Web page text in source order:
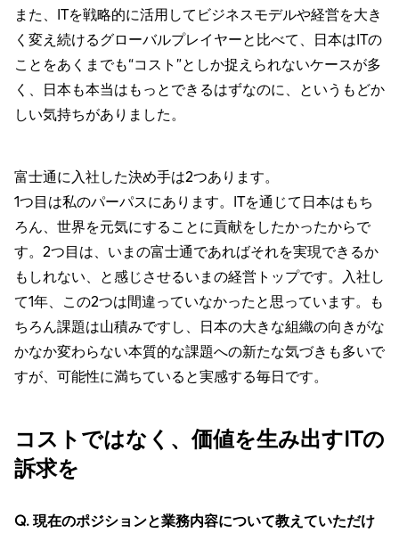
また、ITを戦略的に活用してビジネスモデルや経営を大き
く変え続けるグローバルプレイヤーと比べて、日本はITの
ことをあくまでも“コスト”としか捉えられないケースが多
く、日本も本当はもっとできるはずなのに、というもどか
しい気持ちがありました。
富士通に入社した決め手は2つあります。
1つ目は私のパーパスにあります。ITを通じて日本はもち
ろん、世界を元気にすることに貢献をしたかったからで
す。2つ目は、いまの富士通であればそれを実現できるか
もしれない、と感じさせるいまの経営トップです。入社し
て1年、この2つは間違っていなかったと思っています。も
ちろん課題は山積みですし、日本の大きな組織の向きがな
かなか変わらない本質的な課題への新たな気づきも多いで
すが、可能性に満ちていると実感する毎日です。
コストではなく、価値を生み出すITの
訴求を
Q. 現在のポジションと業務内容について教えていただけ